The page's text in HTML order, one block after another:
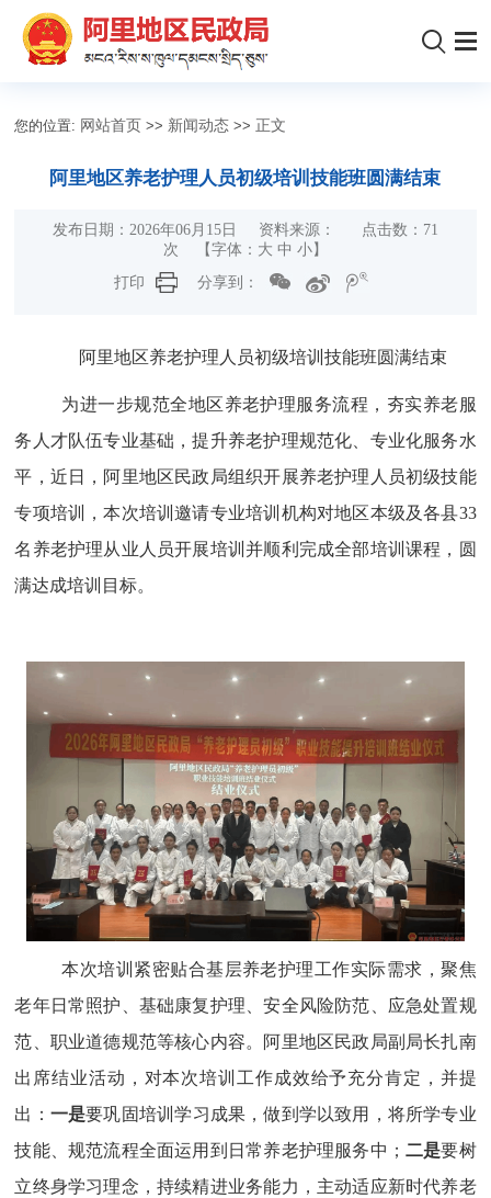
您的位置: 网站首页 >> 新闻动态 >> 正文
阿里地区养老护理人员初级培训技能班圆满结束
发布日期：2026年06月15日 资料来源： 点击数： 71
次 【字体： 大 中 小】
打印
分享到：
阿里地区养老护理人员初级培训技能班圆满结束
为进一步规范全地区养老护理服务流程，夯实养老服
务人才队伍专业基础，提升养老护理规范化、专业化服务水
平，近日，阿里地区民政局组织开展养老护理人员初级技能
专项培训，本次培训邀请专业培训机构对地区本级及各县33
名养老护理从业人员开展培训并顺利完成全部培训课程，圆
满达成培训目标。
本次培训紧密贴合基层养老护理工作实际需求，聚焦
老年日常照护、基础康复护理、安全风险防范、应急处置规
范、职业道德规范等核心内容。阿里地区民政局副局长扎南
出席结业活动，对本次培训工作成效给予充分肯定，并提
出： 一是要巩固培训学习成果，做到学以致用，将所学专业
技能、规范流程全面运用到日常养老护理服务中； 二是要树
立终身学习理念，持续精进业务能力，主动适应新时代养老